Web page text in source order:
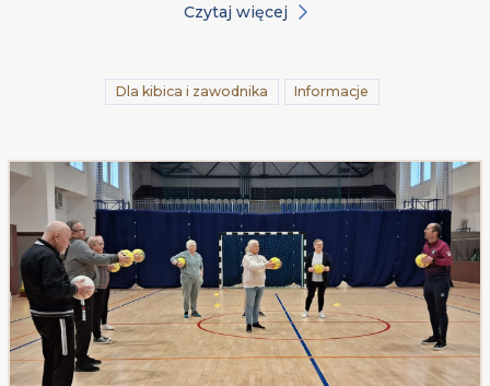
Czytaj więcej
Dla kibica i zawodnika Informacje